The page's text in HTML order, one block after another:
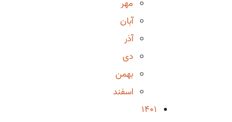
مهر
آبان
آذر
دی
بهمن
اسفند
1401